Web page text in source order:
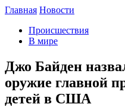
Главная Новости
Происшествия
В мире
Джо Байден
оружие главной
детей в США